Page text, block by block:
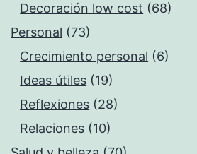
Decoración low cost (68)
Personal (73)
Crecimiento personal (6)
Ideas útiles (19)
Reflexiones (28)
Relaciones (10)